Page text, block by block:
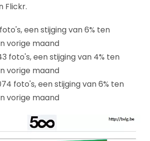
Flickr.
een stijging van 6% ten
vorige maand
foto's, een stijging van 4% ten
vorige maand
foto's, een stijging van 6% ten
vorige maand